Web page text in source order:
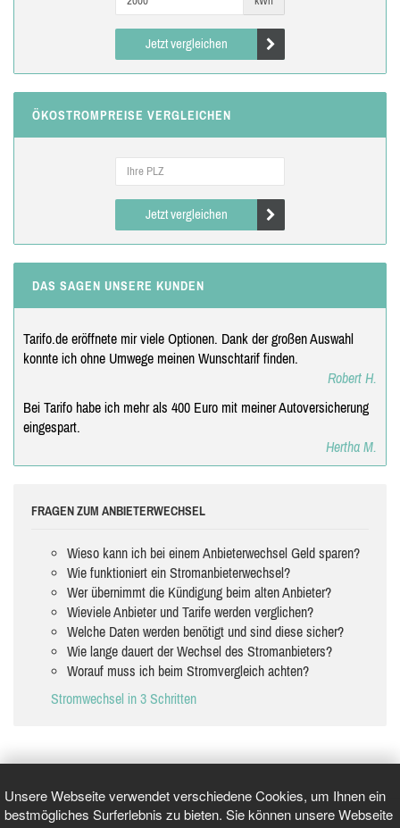
Unsere Webseite verwendet verschiedene Cookies, um Ihnen ein
bestmögliches Surferlebnis zu bieten. Sie können unsere Webseite
Jetzt vergleichen
ÖKOSTROMPREISE VERGLEICHEN
Jetzt vergleichen
DAS SAGEN UNSERE KUNDEN
Tarifo.de eröffnete mir viele Optionen. Dank der großen Auswahl
konnte ich ohne Umwege meinen Wunschtarif finden.
Robert H.
Bei Tarifo habe ich mehr als 400 Euro mit meiner Autoversicherung
eingespart.
Hertha M.
FRAGEN ZUM ANBIETERWECHSEL
Wieso kann ich bei einem Anbieterwechsel Geld sparen?
Wie funktioniert ein Stromanbieterwechsel?
Wer übernimmt die Kündigung beim alten Anbieter?
Wieviele Anbieter und Tarife werden verglichen?
Welche Daten werden benötigt und sind diese sicher?
Wie lange dauert der Wechsel des Stromanbieters?
Worauf muss ich beim Stromvergleich achten?
Stromwechsel in 3 Schritten